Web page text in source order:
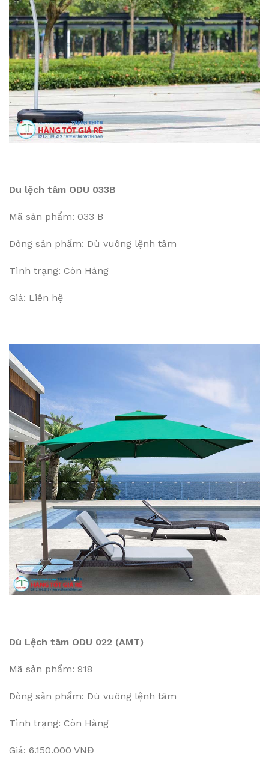
Du lệch tâm ODU 033B
Mã sản phẩm: 033 B
Dòng sản phẩm: Dù vuông lệnh tâm
Tình trạng: Còn Hàng
Giá: Liên hệ
Dù Lệch tâm ODU 022 (AMT)
Mã sản phẩm: 918
Dòng sản phẩm: Dù vuông lệnh tâm
Tình trạng: Còn Hàng
Giá: 6.150.000 VNĐ